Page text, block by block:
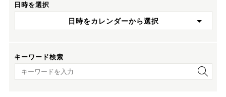
日時を選択
日時をカレンダーから選択
キーワード検索
キーワード検索